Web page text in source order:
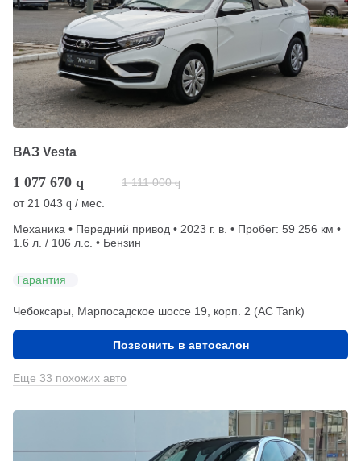
ВАЗ Vesta
1 077 670 q 1 111 000 q
от21 043 q / мес.
Механика • Передний привод • 2023 г. в. • Пробег: 59 256 км •
1.6 л. / 106 л.с. • Бензин
Гарантия
Чебоксары, Марпосадское шоссе 19, корп. 2 (АС Tank)
Позвонить в автосалон
Еще 33 похожих авто